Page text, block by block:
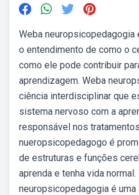
Weba neuropsicopedagogia
o entendimento de como o
como ele pode contribuir
aprendizagem. Weba
ciência interdisciplinar que
sistema nervoso com a
responsável nos
nueropsicopedagogo é
de estruturas e funções
aprenda e tenha vida normal.
neuropsicopedagogia é